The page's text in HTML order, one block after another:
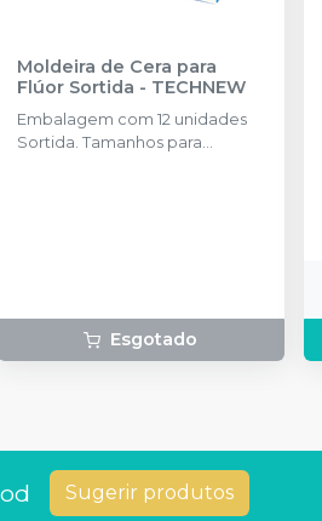
Moldeira de Cera para
Flúor Sortida - TECHNEW
Embalagem com 12 unidades
Sortida. Tamanhos para
Esgotado
Sugerir produtos